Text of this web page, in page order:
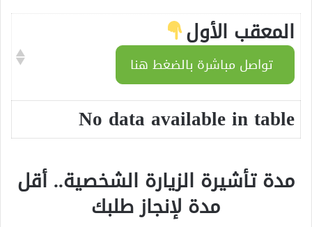
المعقب الأول
تواصل مباشرة بالضغط هنا
No data available in table
مدة تأشيرة الزيارة الشخصية.. أقل
مدة لإنجاز طلبك